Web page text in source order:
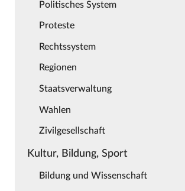
Politisches System
Proteste
Rechtssystem
Regionen
Staatsverwaltung
Wahlen
Zivilgesellschaft
Kultur, Bildung, Sport
Bildung und Wissenschaft